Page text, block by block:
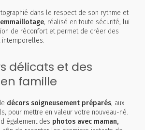
dans le respect de son rythme et
emmaillotage, réalisé en toute sécurité, lui
de réconfort et permet de créer des
intemporelles.
délicats et des
famille
décors soigneusement préparés, aux
pour mettre en valeur votre nouveau-né.
également des photos avec maman,